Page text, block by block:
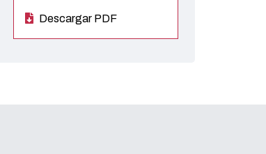
Descargar PDF